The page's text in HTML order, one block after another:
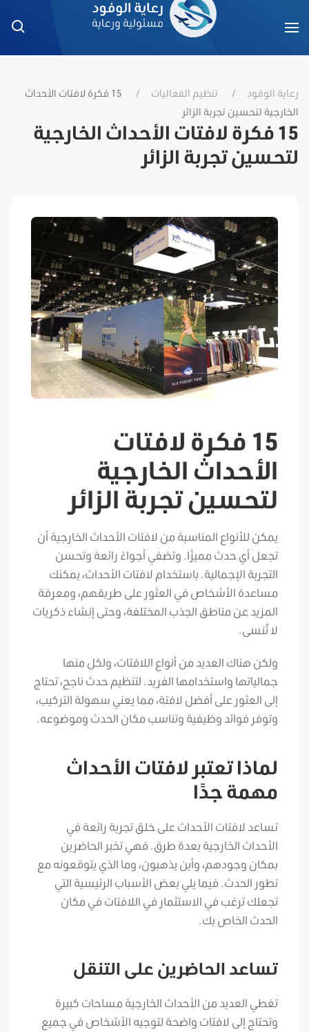
رعاية الوفود تنظيم الفعاليات
15 فكرة لافتات الأحداث
الخارجية لتحسين تجربة الزائر
15 فكرة لافتات الأحداث الخارجية
لتحسين تجربة الزائر
15 فكرة لافتات
الأحداث الخارجية
لتحسين تجربة الزائر
يمكن للأنواع المناسبة من لافتات الأحداث الخارجية أن
تجعل أي حدث مميزًا. وتضفي أجواءً رائعة وتحسن
التجربة الإجمالية. باستخدام لافتات الأحداث، يمكنك
مساعدة الأشخاص في العثور على طريقهم، ومعرفة
المزيد عن مناطق الجذب المختلفة، وحتى إنشاء ذكريات
لا تُنسى.
ولكن هناك العديد من أنواع اللافتات، ولكل منها
جمالياتها واستخدامها الفريد. لتنظيم حدث ناجح، تحتاج
إلى العثور على أفضل لافتة، مما يعني سهولة التركيب،
وتوفر فوائد وظيفية وتناسب مكان الحدث وموضوعه.
لماذا تعتبر لافتات الأحداث
مهمة جدًا
تساعد لافتات الأحداث على خلق تجربة رائعة في
الأحداث الخارجية بعدة طرق. فهي تخبر الحاضرين
بمكان وجودهم، وأين يذهبون، وما الذي يتوقعونه مع
تطور الحدث. فيما يلي بعض الأسباب الرئيسية التي
تجعلك ترغب في الاستثمار في اللافتات في مكان
الحدث الخاص بك.
تساعد الحاضرين على التنقل
تغطي العديد من الأحداث الخارجية مساحات كبيرة
وتحتاج إلى لافتات واضحة لتوجيه الأشخاص في جميع